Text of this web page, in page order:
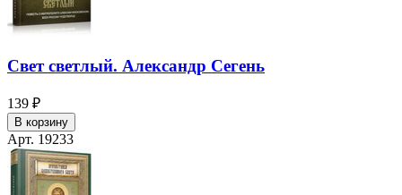
Свет светлый. Александр Сегень
139 ₽
В корзину
Арт. 19233